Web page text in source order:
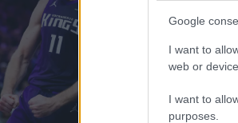
Google
I want to
web or
I want to
purposes.